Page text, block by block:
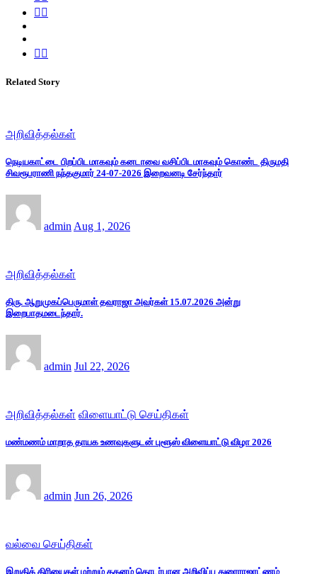
Related Story
அறிவித்தல்கள்
நெடியகாட்டை பிறப்பிடமாகவும் கனடாவை வசிப்பிடமாகவும் கொண்ட திருமதி
சிவரூபராணி நந்தகுமார் 24-07-2026 இறைவனடி சேர்ந்தார்
admin Aug 1, 2026
அறிவித்தல்கள்
திரு. ஆறுமுகப்பெருமாள் தவராஜா அவர்கள் 15.07.2026 அன்று
இறைபாதமடைந்தார்.
admin Jul 22, 2026
அறிவித்தல்கள் விளையாட்டு செய்திகள்
மண்மணம் மாறாத தாயக உணவுகளுடன் புளூஸ் விளையாட்டு விழா 2026
admin Jun 26, 2026
வல்வை செய்திகள்
இறுதிக் கிரியைகள் மற்றும் தகனம் தொடர்பான அறிவிப்பு துரைராஜரட்ணம்